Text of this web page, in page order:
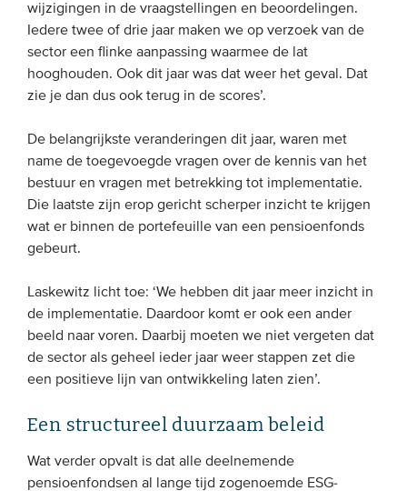
wijzigingen in de vraagstellingen en beoordelingen.
Iedere twee of drie jaar maken we op verzoek van de
sector een flinke aanpassing waarmee de lat
hooghouden. Ook dit jaar was dat weer het geval. Dat
zie je dan dus ook terug in de scores’.
De belangrijkste veranderingen dit jaar, waren met
name de toegevoegde vragen over de kennis van het
bestuur en vragen met betrekking tot implementatie.
Die laatste zijn erop gericht scherper inzicht te krijgen
wat er binnen de portefeuille van een pensioenfonds
gebeurt.
Laskewitz licht toe: ‘We hebben dit jaar meer inzicht in
de implementatie. Daardoor komt er ook een ander
beeld naar voren. Daarbij moeten we niet vergeten dat
de sector als geheel ieder jaar weer stappen zet die
een positieve lijn van ontwikkeling laten zien’.
Een structureel duurzaam beleid
Wat verder opvalt is dat alle deelnemende
pensioenfondsen al lange tijd zogenoemde ESG-